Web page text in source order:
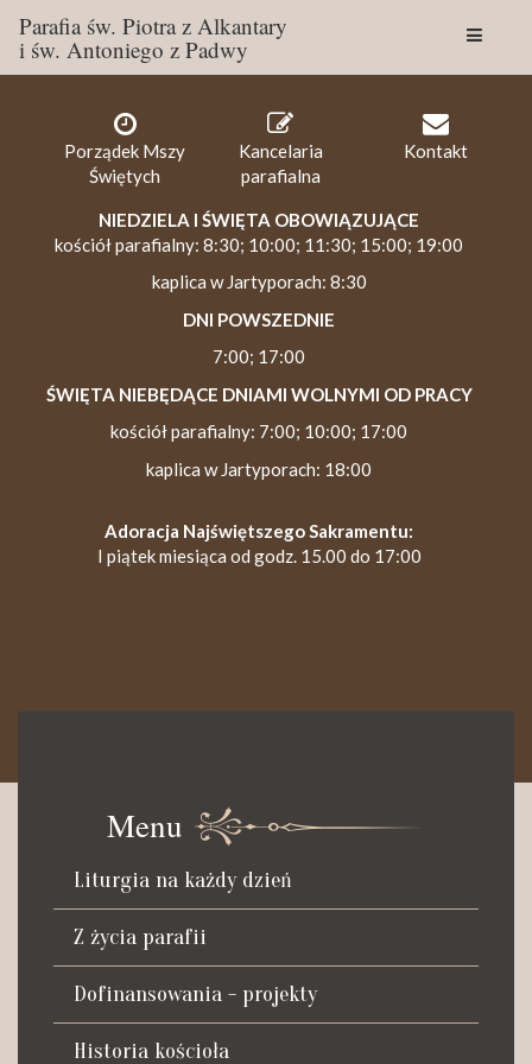
Parafia św. Piotra z Alkantary
i św. Antoniego z Padwy
Porządek Mszy
Świętych
Kancelaria
parafialna
Kontakt
NIEDZIELA I ŚWIĘTA OBOWIĄZUJĄCE
kościół parafialny: 8:30; 10:00; 11:30; 15:00; 19:00
kaplica w Jartyporach: 8:30
DNI POWSZEDNIE
7:00; 17:00
ŚWIĘTA NIEBĘDĄCE DNIAMI WOLNYMI OD PRACY
kościół parafialny: 7:00; 10:00; 17:00
kaplica w Jartyporach: 18:00
Adoracja Najświętszego Sakramentu:
I piątek miesiąca od godz. 15.00 do 17:00
Czynna od poniedziałku do soboty do godz. 8.30 oraz po Mszy
św. wieczornej do godz. 18.00.
Telefon dyżurny: +48 665 034 305
Zwiedzanie kościoła i ekspozycji muzealnej:
kustosz-przewodnik
Roman Postek + 48 667 684 406
Parafia św. Piotra z Alkantary
i św. Antoniego z Padwy
Menu
Liturgia na każdy dzień
Z życia parafii
Dofinansowania - projekty
Historia kościoła